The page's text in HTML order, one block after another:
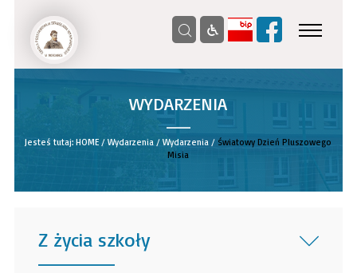
WYDARZENIA
__
Jesteś tutaj:HOME /Wydarzenia /Wydarzenia / Światowy Dzień Pluszowego
Misia
Z życia szkoły
______